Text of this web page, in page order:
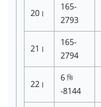
20।
165-
2793
21।
165-
2794
22।
6 ভি
-8144